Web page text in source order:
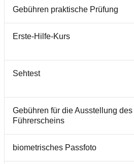
Gebühren praktische Prüfung
Erste-Hilfe-Kurs
Sehtest
Gebühren für die Ausstellung des
Führerscheins
biometrisches Passfoto